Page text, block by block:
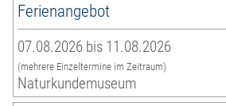
Ferienangebot
07.08.2026 bis 11.08.2026
(mehrere Einzeltermine im Zeitraum)
Naturkundemuseum